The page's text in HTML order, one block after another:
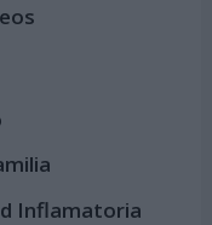
Inflamatoria